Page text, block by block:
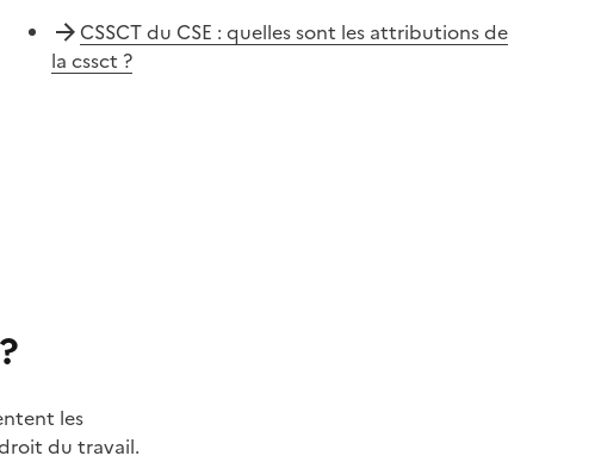
CSSCT du CSE : quelles sont les attributions de
la cssct ?
les
du travail.